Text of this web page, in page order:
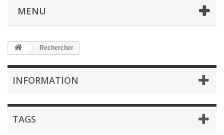
MENU
Rechercher
INFORMATION
TAGS